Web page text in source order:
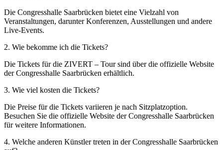
Die Congresshalle Saarbrücken bietet eine Vielzahl von
Veranstaltungen, darunter Konferenzen, Ausstellungen und andere
Live-Events.
2. Wie bekomme ich die Tickets?
Die Tickets für die ZIVERT – Tour sind über die offizielle Website
der Congresshalle Saarbrücken erhältlich.
3. Wie viel kosten die Tickets?
Die Preise für die Tickets variieren je nach Sitzplatzoption.
Besuchen Sie die offizielle Website der Congresshalle Saarbrücken
für weitere Informationen.
4. Welche anderen Künstler treten in der Congresshalle Saarbrücken